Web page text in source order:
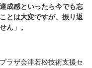
成感といったら今でも忘
とは大変ですが、振り返
ん」。
ラザ会津若松技術支援セ